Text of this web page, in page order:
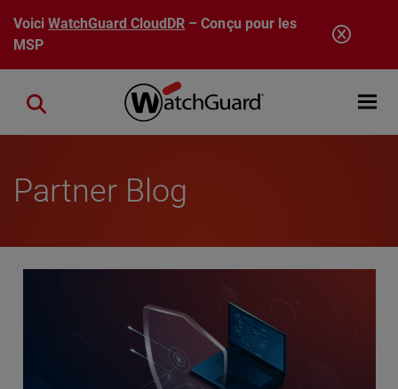
Aller au contenu principal
VoiciWatchGuard CloudDR – Conçu pour les
MSP
Open
Close search
Partner Blog